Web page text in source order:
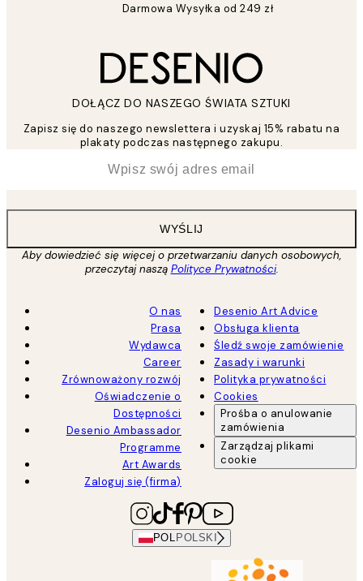
Darmowa Wysyłka od 249 zł
DOŁĄCZ DO NASZEGO ŚWIATA SZTUKI
Zapisz się do naszego newslettera i uzyskaj 15% rabatu na
plakaty podczas następnego zakupu.
WYŚLIJ
Aby dowiedzieć się więcej o przetwarzaniu danych osobowych,
przeczytaj naszą Polityce Prywatności.
O nas
Prasa
Wydawca
Career
Zrównoważony rozwój
Oświadczenie o
Dostępności
Desenio Ambassador
Programme
Art Awards
Zaloguj się (firma)
Desenio Art Advice
Obsługa klienta
Śledź swoje zamówienie
Zasady i warunki
Polityka prywatności
Cookies
Prośba o anulowanie
zamówienia
Zarządzaj plikami
cookie
POL POLSKI